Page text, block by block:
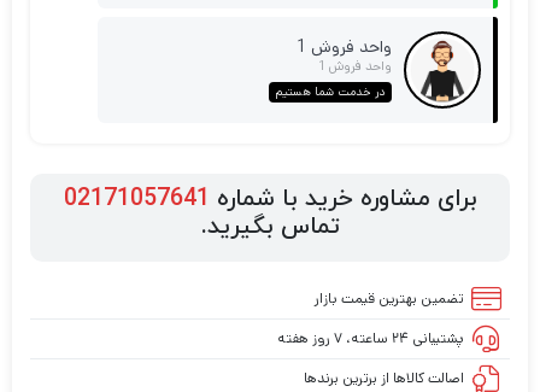
واحد فروش 1
واحد فروش 1
در خدمت شما هستیم
برای مشاوره خرید با شماره 02171057641
تماس بگیرید.
تضمین بهترین قیمت بازار
پشتیبانی ۲۴ ساعته، ۷ روز هفته
اصالت کالاها از برترین برندها